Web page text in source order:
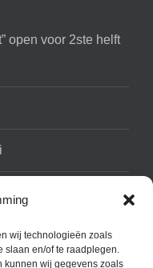
wij technologieën zoals
slaan en/of te raadplegen.
kunnen wij gegevens zoals
open voor 2ste helft